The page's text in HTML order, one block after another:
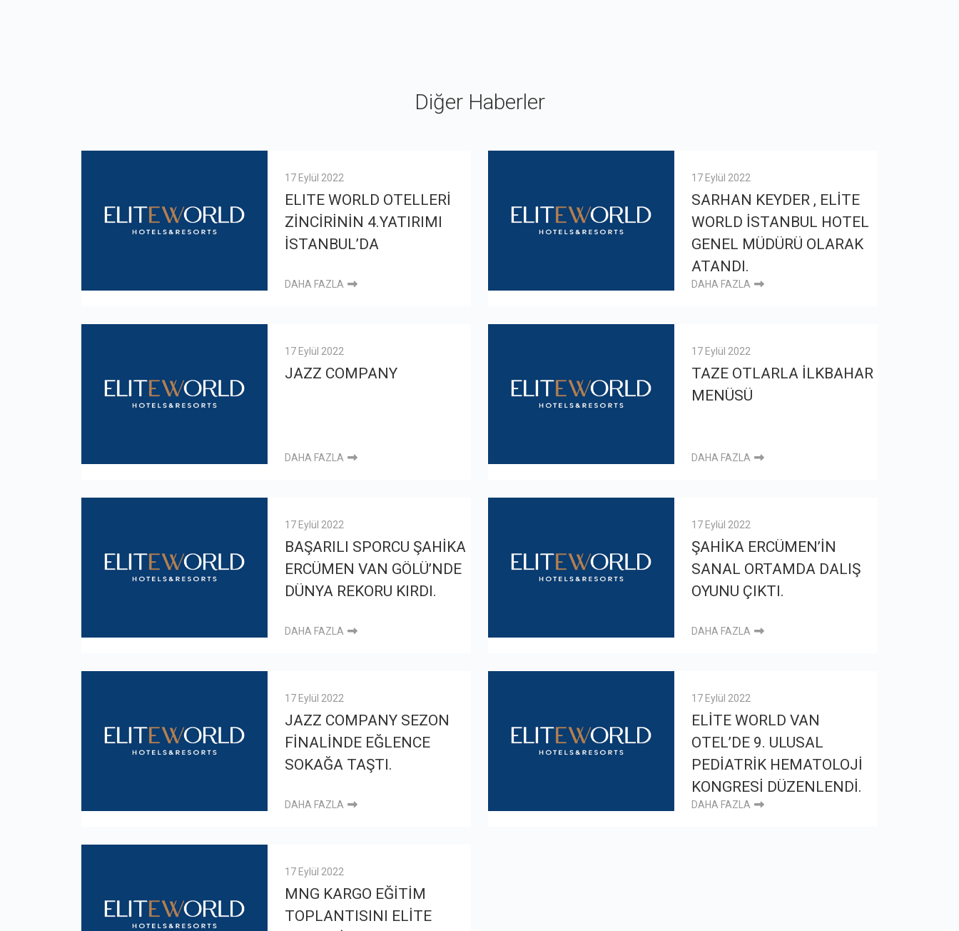
Diğer Haberler
17 Eylül 2022
ELITE WORLD OTELLERİ
ZİNCİRİNİN 4.YATIRIMI
İSTANBUL’DA
DAHA FAZLA
17 Eylül 2022
SARHAN KEYDER , ELİTE
WORLD İSTANBUL HOTEL
GENEL MÜDÜRÜ OLARAK
ATANDI.
DAHA FAZLA
17 Eylül 2022
JAZZ COMPANY
DAHA FAZLA
17 Eylül 2022
TAZE OTLARLA İLKBAHAR
MENÜSÜ
DAHA FAZLA
17 Eylül 2022
BAŞARILI SPORCU ŞAHİKA
ERCÜMEN VAN GÖLÜ’NDE
DÜNYA REKORU KIRDI.
DAHA FAZLA
17 Eylül 2022
ŞAHİKA ERCÜMEN’İN
SANAL ORTAMDA DALIŞ
OYUNU ÇIKTI.
DAHA FAZLA
17 Eylül 2022
JAZZ COMPANY SEZON
FİNALİNDE EĞLENCE
SOKAĞA TAŞTI.
DAHA FAZLA
17 Eylül 2022
ELİTE WORLD VAN
OTEL’DE 9. ULUSAL
PEDİATRİK HEMATOLOJİ
KONGRESİ DÜZENLENDİ.
DAHA FAZLA
17 Eylül 2022
MNG KARGO EĞİTİM
TOPLANTISINI ELİTE